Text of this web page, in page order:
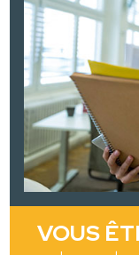
VOUS